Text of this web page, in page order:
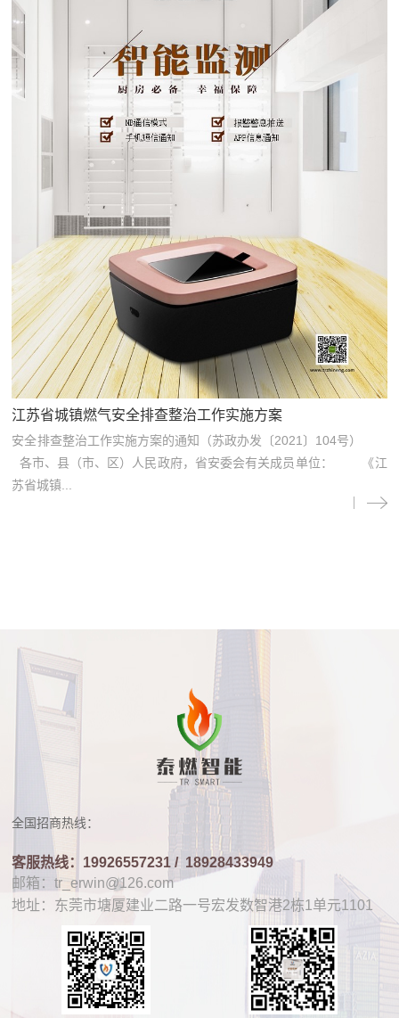
江苏省城镇燃气安全排查整治工作实施方案
安全排查整治工作实施方案的通知（苏政办发〔2021〕104号）
各市、县（市、区）人民政府，省安委会有关成员单位： 《江
苏省城镇...
全国招商热线：
客服热线：19926557231 / 18928433949
邮箱：tr_erwin@126.com
地址：东莞市塘厦建业二路一号宏发数智港2栋1单元1101